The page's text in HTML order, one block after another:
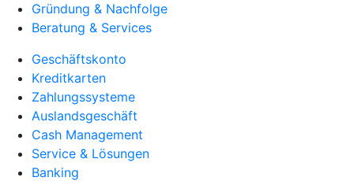
Gründung & Nachfolge
Beratung & Services
Geschäftskonto
Kreditkarten
Zahlungssysteme
Auslandsgeschäft
Cash Management
Service & Lösungen
Banking